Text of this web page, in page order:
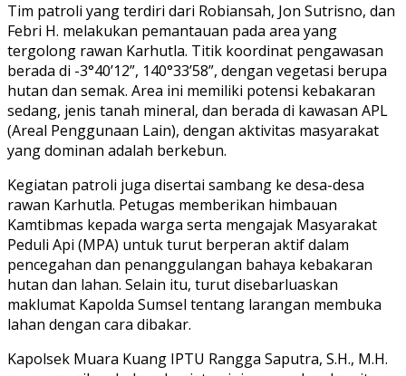
Tim patroli yang terdiri dari Robiansah, Jon Sutrisno, dan
Febri H. melakukan pemantauan pada area yang
tergolong rawan Karhutla. Titik koordinat pengawasan
berada di -3°40’12”, 140°33’58”, dengan vegetasi berupa
hutan dan semak. Area ini memiliki potensi kebakaran
sedang, jenis tanah mineral, dan berada di kawasan APL
(Areal Penggunaan Lain), dengan aktivitas masyarakat
yang dominan adalah berkebun.
Kegiatan patroli juga disertai sambang ke desa-desa
rawan Karhutla. Petugas memberikan himbauan
Kamtibmas kepada warga serta mengajak Masyarakat
Peduli Api (MPA) untuk turut berperan aktif dalam
pencegahan dan penanggulangan bahaya kebakaran
hutan dan lahan. Selain itu, turut disebarluaskan
maklumat Kapolda Sumsel tentang larangan membuka
lahan dengan cara dibakar.
Kapolsek Muara Kuang IPTU Rangga Saputra, S.H., M.H.